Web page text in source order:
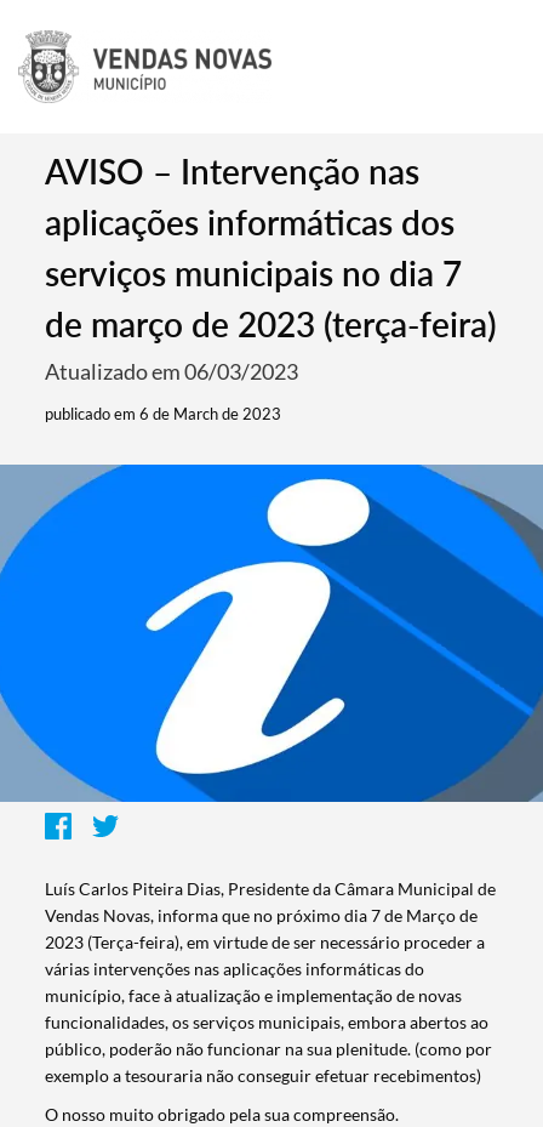
AVISO – Intervenção nas
aplicações informáticas dos
serviços municipais no dia 7
de março de 2023 (terça-feira)
Atualizado em 06/03/2023
publicado em 6 de March de 2023
Luís Carlos Piteira Dias, Presidente da Câmara Municipal de
Vendas Novas, informa que no próximo dia 7 de Março de
2023 (Terça-feira), em virtude de ser necessário proceder a
várias intervenções nas aplicações informáticas do
município, face à atualização e implementação de novas
funcionalidades, os serviços municipais, embora abertos ao
público, poderão não funcionar na sua plenitude. (como por
exemplo a tesouraria não conseguir efetuar recebimentos)
O nosso muito obrigado pela sua compreensão.